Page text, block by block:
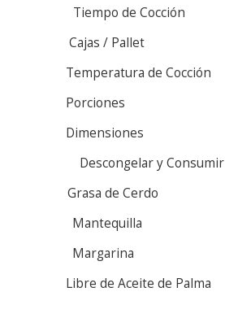
Tiempo de Cocción
Cajas / Pallet
Temperatura de Cocción
Porciones
Dimensiones
Descongelar y Consumir
Grasa de Cerdo
Mantequilla
Margarina
Libre de Aceite de Palma